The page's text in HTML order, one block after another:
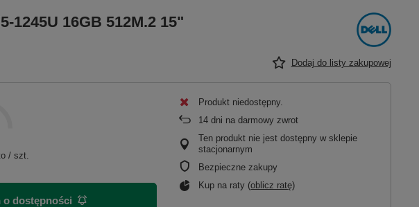
1245U 16GB 512M.2 15"
Dodaj do listy zakupowej
/ szt.
o dostępności
Produkt niedostępny
14 dni na darmowy zwrot
Ten produkt nie jest dostępny w sklepie
stacjonarnym
Bezpieczne zakupy
Kup na raty (oblicz ratę)